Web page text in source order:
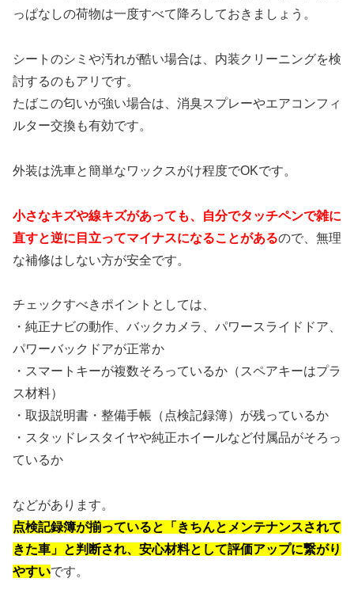
っぱなしの荷物は一度すべて降ろしておきましょう。
シートのシミや汚れが酷い場合は、内装クリーニングを検
討するのもアリです。
たばこの匂いが強い場合は、消臭スプレーやエアコンフィ
ルター交換も有効です。
外装は洗車と簡単なワックスがけ程度でOKです。
小さなキズや線キズがあっても、自分でタッチペンで雑に
直すと逆に目立ってマイナスになることがあるので、無理
な補修はしない方が安全です。
チェックすべきポイントとしては、
・純正ナビの動作、バックカメラ、パワースライドドア、
パワーバックドアが正常か
・スマートキーが複数そろっているか（スペアキーはプラ
ス材料）
・取扱説明書・整備手帳（点検記録簿）が残っているか
・スタッドレスタイヤや純正ホイールなど付属品がそろっ
ているか
などがあります。
点検記録簿が揃っていると「きちんとメンテナンスされて
きた車」と判断され、安心材料として評価アップに繋がり
やすいです。